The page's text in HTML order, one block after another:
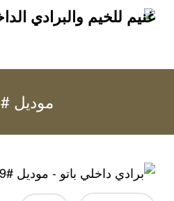
Skip
content
موديل #29